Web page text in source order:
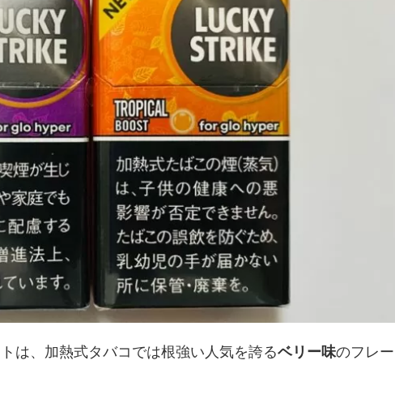
は、加熱式タバコでは根強い人気を誇るベリー味のフレー